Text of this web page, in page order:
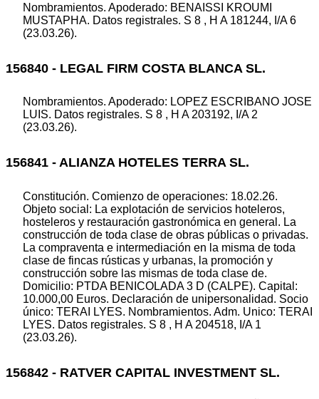
Nombramientos. Apoderado: BENAISSI KROUMI
MUSTAPHA. Datos registrales. S 8 , H A 181244, I/A 6
(23.03.26).
156840 - LEGAL FIRM COSTA BLANCA SL.
Nombramientos. Apoderado: LOPEZ ESCRIBANO JOSE
LUIS. Datos registrales. S 8 , H A 203192, I/A 2
(23.03.26).
156841 - ALIANZA HOTELES TERRA SL.
Constitución. Comienzo de operaciones: 18.02.26.
Objeto social: La explotación de servicios hoteleros,
hosteleros y restauración gastronómica en general. La
construcción de toda clase de obras públicas o privadas.
La compraventa e intermediación en la misma de toda
clase de fincas rústicas y urbanas, la promoción y
construcción sobre las mismas de toda clase de.
Domicilio: PTDA BENICOLADA 3 D (CALPE). Capital:
10.000,00 Euros. Declaración de unipersonalidad. Socio
único: TERAI LYES. Nombramientos. Adm. Unico: TERAI
LYES. Datos registrales. S 8 , H A 204518, I/A 1
(23.03.26).
156842 - RATVER CAPITAL INVESTMENT SL.